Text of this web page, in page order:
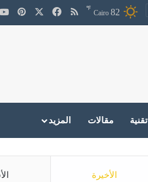
Cairo 82
℉ ملخص الموقع RSS
فيسبوك
تقنية مقالات المزيد
الأخيرة